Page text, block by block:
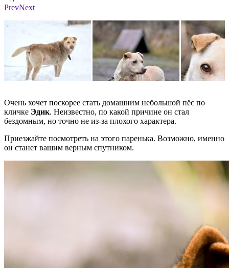
Фото: Ирина Стулова
PrevNext
Очень хочет поскорее стать домашним небольшой пёс по
кличке Эдик. Неизвестно, по какой причине он стал
бездомным, но точно не из-за плохого характера.
Приезжайте посмотреть на этого паренька. Возможно, именно
он станет вашим верным спутником.